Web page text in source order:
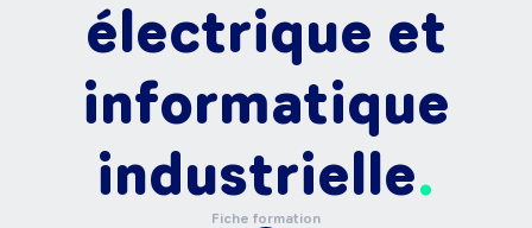
électrique et
informatique
industrielle
Fiche formation